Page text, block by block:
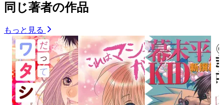
同じ著者の作品
もっと見る